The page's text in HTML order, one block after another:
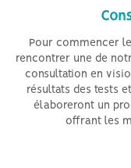
Pour commencer
rencontrer une de
consultation en
résultats des tests
élaboreront un
offrant les